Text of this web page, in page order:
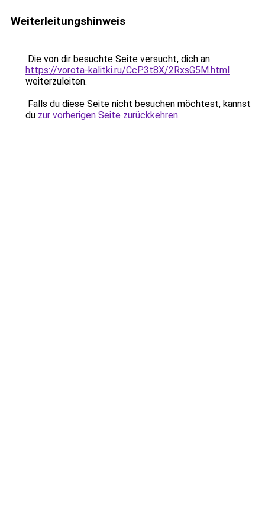
Weiterleitungshinweis
Die von dir besuchte Seite versucht, dich an
https://vorota-kalitki.ru/CcP3t8X/2RxsG5M.html
weiterzuleiten.
Falls du diese Seite nicht besuchen möchtest, kannst
du zur vorherigen Seite zurückkehren.